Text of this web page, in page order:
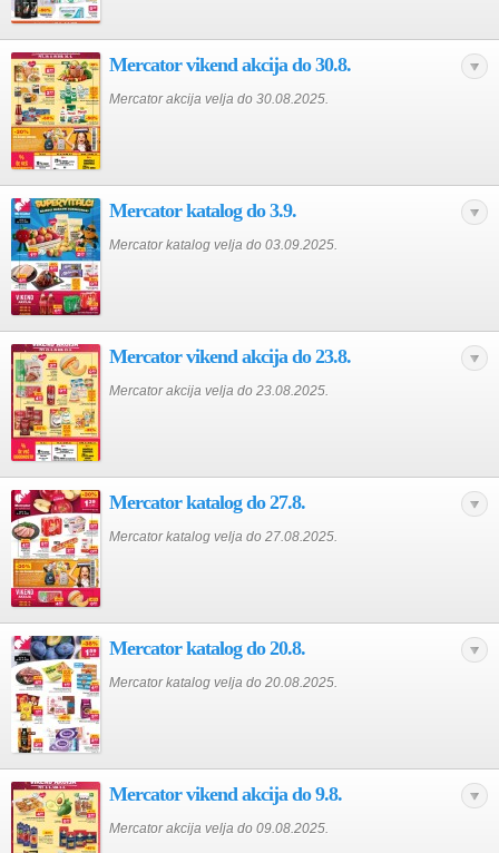
Mercator vikend akcija do 30.8.
Mercator akcija velja do 30.08.2025.
Mercator katalog do 3.9.
Mercator katalog velja do 03.09.2025.
Mercator vikend akcija do 23.8.
Mercator akcija velja do 23.08.2025.
Mercator katalog do 27.8.
Mercator katalog velja do 27.08.2025.
Mercator katalog do 20.8.
Mercator katalog velja do 20.08.2025.
Mercator vikend akcija do 9.8.
Mercator akcija velja do 09.08.2025.